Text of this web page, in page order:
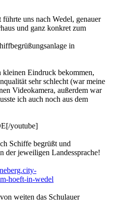
uns nach Wedel, genauer
und ganz konkret zum
in
kleinen Eindruck bekommen,
sehr schlecht (war meine
Videokamera, außerdem war
ich auch noch aus dem
youtube]
Schiffe begrüßt und
der jeweiligen Landessprache!
hoeft-in-wedel
weiten das Schulauer